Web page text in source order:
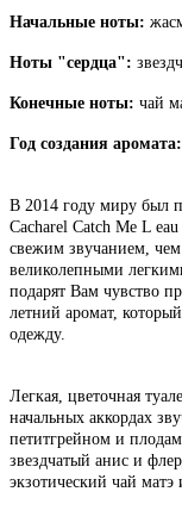
Начальные ноты:
Ноты "сердца":
Конечные ноты: чай
Год создания аромата:
В 2014 году миру был
Cacharel Catch Me L
свежим звучанием,
великолепными
подарят Вам чувство
летний аромат,
одежду.
Легкая, цветочная
начальных аккордах
петитгрейном и
звездчатый анис и
экзотический чай